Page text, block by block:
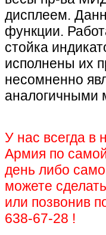
дисплеем.
функции.
стойка
исполнены их
несомненно
аналогичными
У нас всегда
Армия по
день либо
можете
или позвонив
638-67-28 !